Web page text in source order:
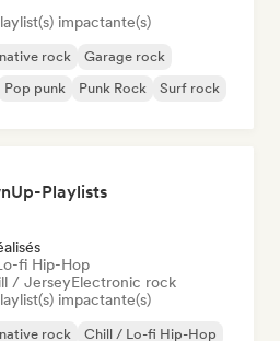
impactante(s)
rock
Garage rock
Pop punk Punk Rock Surf rock
Playlists
fi Hip-Hop
/ JerseyElectronic rock
impactante(s)
rock
Chill / Lo-fi Hip-Hop